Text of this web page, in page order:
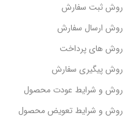
روش ثبت سفارش
روش ارسال سفارش
روش های پرداخت
روش پیگیری سفارش
روش و شرایط عودت محصول
روش و شرایط تعویض محصول